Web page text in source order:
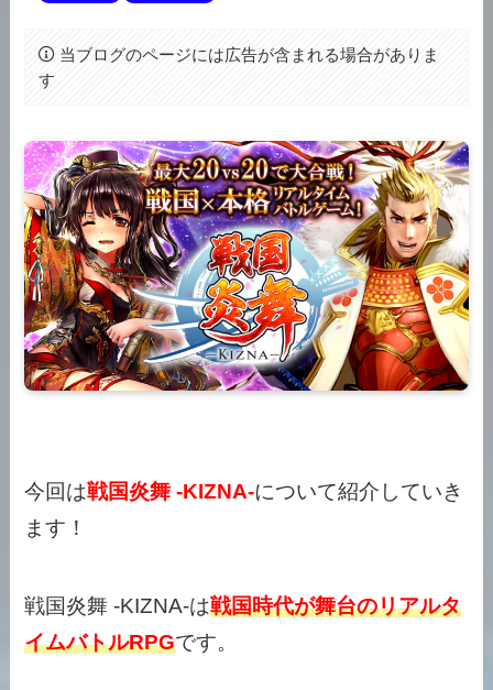
当ブログのページには広告が含まれる場合がありま
す
今回は戦国炎舞 -KIZNA-について紹介していき
ます！
戦国炎舞 -KIZNA-は戦国時代が舞台のリアルタ
イムバトルRPGです。